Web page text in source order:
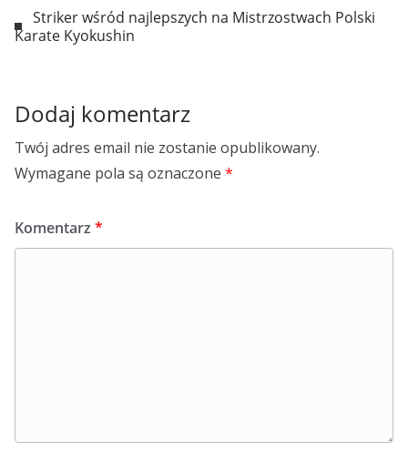
Striker wśród najlepszych na Mistrzostwach Polski
Karate Kyokushin
Dodaj komentarz
Twój adres email nie zostanie opublikowany.
Wymagane pola są oznaczone *
Komentarz *